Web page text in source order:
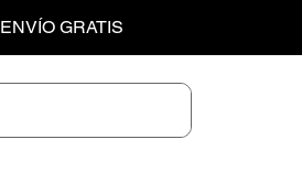
ENVÍO GRATIS